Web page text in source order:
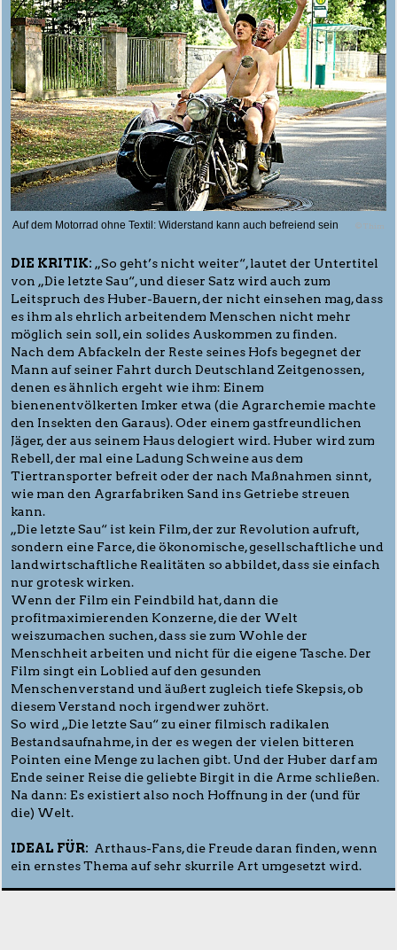
Auf dem Motorrad ohne Textil: Widerstand kann auch befreiend sein © Thim
DIE KRITIK: „So geht’s nicht weiter“, lautet der Untertitel
von „Die letzte Sau“, und dieser Satz wird auch zum
Leitspruch des Huber-Bauern, der nicht einsehen mag, dass
es ihm als ehrlich arbeitendem Menschen nicht mehr
möglich sein soll, ein solides Auskommen zu finden.
Nach dem Abfackeln der Reste seines Hofs begegnet der
Mann auf seiner Fahrt durch Deutschland Zeitgenossen,
denen es ähnlich ergeht wie ihm: Einem
bienenentvölkerten Imker etwa (die Agrarchemie machte
den Insekten den Garaus). Oder einem gastfreundlichen
Jäger, der aus seinem Haus delogiert wird. Huber wird zum
Rebell, der mal eine Ladung Schweine aus dem
Tiertransporter befreit oder der nach Maßnahmen sinnt,
wie man den Agrarfabriken Sand ins Getriebe streuen
kann.
„Die letzte Sau“ ist kein Film, der zur Revolution aufruft,
sondern eine Farce, die ökonomische, gesellschaftliche und
landwirtschaftliche Realitäten so abbildet, dass sie einfach
nur grotesk wirken.
Wenn der Film ein Feindbild hat, dann die
profitmaximierenden Konzerne, die der Welt
weiszumachen suchen, dass sie zum Wohle der
Menschheit arbeiten und nicht für die eigene Tasche. Der
Film singt ein Loblied auf den gesunden
Menschenverstand und äußert zugleich tiefe Skepsis, ob
diesem Verstand noch irgendwer zuhört.
So wird „Die letzte Sau“ zu einer filmisch radikalen
Bestandsaufnahme, in der es wegen der vielen bitteren
Pointen eine Menge zu lachen gibt. Und der Huber darf am
Ende seiner Reise die geliebte Birgit in die Arme schließen.
Na dann: Es existiert also noch Hoffnung in der (und für
die) Welt.
IDEAL FÜR: Arthaus-Fans, die Freude daran finden, wenn
ein ernstes Thema auf sehr skurrile Art umgesetzt wird.